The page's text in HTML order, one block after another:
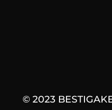
© 2023